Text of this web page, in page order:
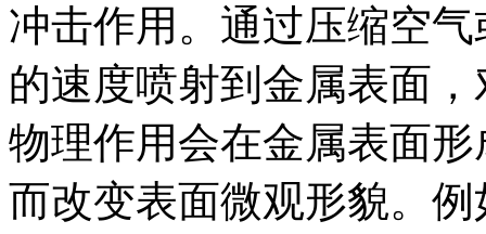
冲击作用。通过压缩空
的速度喷射到金属表面
物理作用会在金属表面
而改变表面微观形貌。